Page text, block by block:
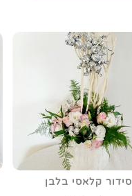
סידור קלאסי בלבן